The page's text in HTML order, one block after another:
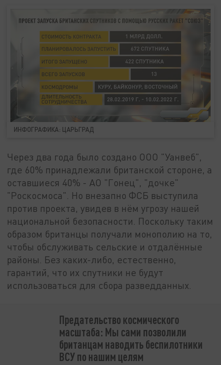
ИНФОГРАФИКА: ЦАРЬГРАД
Через два года было создано ООО "Уанвеб",
где 60% принадлежали британской стороне, а
оставшиеся 40% - АО "Гонец", "дочке"
"Роскосмоса". Но внезапно ФСБ выступила
против проекта, увидев в нём угрозу нашей
национальной безопасности. Поскольку таким
образом британцы получали монополию на то,
чтобы обслуживать сельские и отдалённые
районы. Без каких-либо, естественно,
гарантий, что их спутники не будут
использоваться для сбора разведданных.
Предательство космического
масштаба: Мы сами позволили
британцам наводить беспилотники
ВСУ по нашим целям